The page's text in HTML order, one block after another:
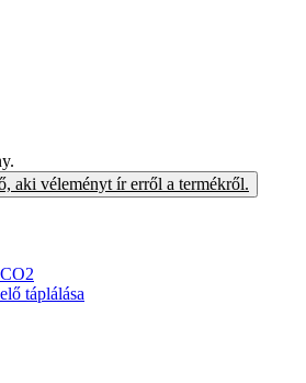
aki véleményt ír erről a termékről.
táplálása